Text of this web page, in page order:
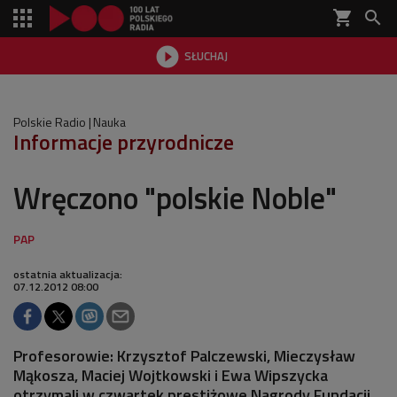
shopping_cart 
 SŁUCHAJ

Polskie Radio Nauka
Informacje przyrodnicze
Wręczono "polskie Noble"
ostatnia aktualizacja:
07.12.2012 08:00
Profesorowie: Krzysztof Palczewski, Mieczysław
Mąkosza, Maciej Wojtkowski i Ewa Wipszycka